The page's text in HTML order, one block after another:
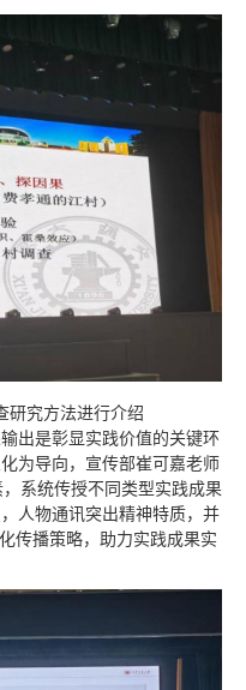
研究方法进行介绍
出是彰显实践价值的关键环
为导向，宣传部崔可嘉老师
，系统传授不同类型实践成果
人物通讯突出精神特质，并
传播策略，助力实践成果实